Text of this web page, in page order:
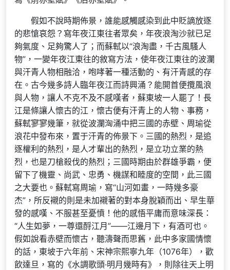
假如不說時期佈景，誰能感觸感染到此中貶謫放逐
的悲愴哀怨？寫年夜江東往者眾矣，年夜浪淘沙就已足
夠氣度、足夠驚人了；而蘇軾以“浪淘盡，千古風騷人
物”，一變年夜江東往的敘寫方法，使年夜江東往的波瀾
與汗青人物相融洽，咆哮著一種活動的、有汗青感的存
在。古今幾多詩人臨年夜江而詩興涌？能開首便攬風浪
與人物，讓人不克不及不感嘆者，蘇東坡一人罷了！長
江是條讓人懷古的江，懷古便有汗青上的人物、事務，
蘇軾寥寥幾筆，就從波瀾洶涌中把三國的赤壁、周瑜從
浪花中發布來，置于汗青的佈景下。三國的熱烈，是追
逐權利的熱烈，是人才輩出的熱烈，是立功立業的熱
烈，也是刀槍殺伐的熱烈；三國時期由於群雄爭霸，便
留下了機靈、尚武、忠勇、機謀和睦度的空間，此三國
之大要也。蘇軾寫周瑜，寫“山河如畫，一時幾多豪
杰”，所反襯的則是未加襯著的對本身脫穎而出、早生華
發的感嘆、不服甚至憂憤！他的感悟平庸而意味深長：
“人生如夢，一尊還酹江月”——江邊月下，有酒可也。
假如說看赤壁而懷古，聽濤聲而思舊，此中多家國情懷
的話，東坡于六年前、宋神宗熙寧九年（1076年），歡
飲達旦，寫的《水調歌頭·明月幾時有》，則除往天上明